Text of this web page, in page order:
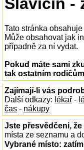
Slavičín -
Tato stránka
Může obsahovat jak
případně za ní vydat.
Pokud máte sami
tak ostatním
Zajímají-li vás
Další odkazy: lékař -
čas - nákupy
Jste přesvědčeni,
místa ze seznamu a
Vybrané místo: